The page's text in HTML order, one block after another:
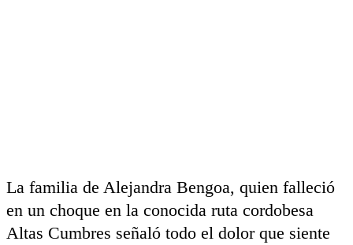
La familia de Alejandra Bengoa, quien falleció
en un choque en la conocida ruta cordobesa
Altas Cumbres señaló todo el dolor que siente